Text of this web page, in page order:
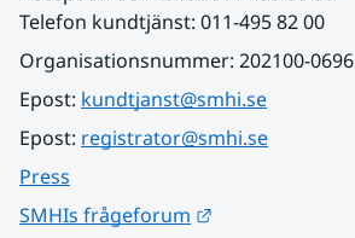
Telefon kundtjänst: 011-495 82 00
Organisationsnummer: 202100-0696
Epost: kundtjanst@smhi.se
Epost: registrator@smhi.se
Press
SMHIs frågeforum